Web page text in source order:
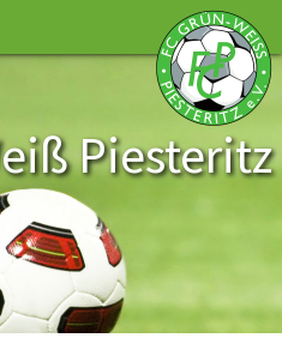
Piesteritz